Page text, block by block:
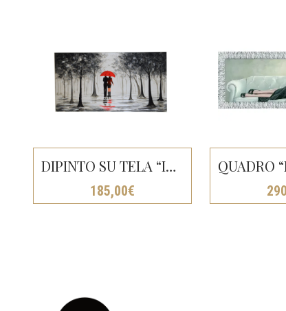
DIPINTO SU TELA “INNAMORATI CON OMBRELLO ROSSO” CM 150X80
185,00€